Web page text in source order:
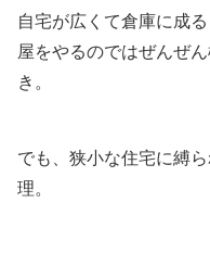
自宅が広くて倉庫に成
屋をやるのではぜんぜ
き。
でも、狭小な住宅に縛
理。